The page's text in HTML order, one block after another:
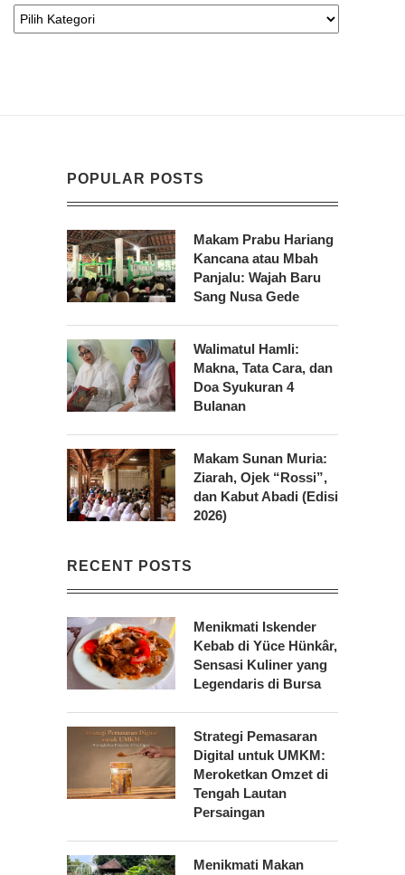
POPULAR POSTS
Makam Prabu Hariang
Kancana atau Mbah
Panjalu: Wajah Baru
Sang Nusa Gede
Walimatul Hamli:
Makna, Tata Cara, dan
Doa Syukuran 4
Bulanan
Makam Sunan Muria:
Ziarah, Ojek “Rossi”,
dan Kabut Abadi (Edisi
2026)
RECENT POSTS
Menikmati Iskender
Kebab di Yüce Hünkâr,
Sensasi Kuliner yang
Legendaris di Bursa
Strategi Pemasaran
Digital untuk UMKM:
Meroketkan Omzet di
Tengah Lautan
Persaingan
Menikmati Makan